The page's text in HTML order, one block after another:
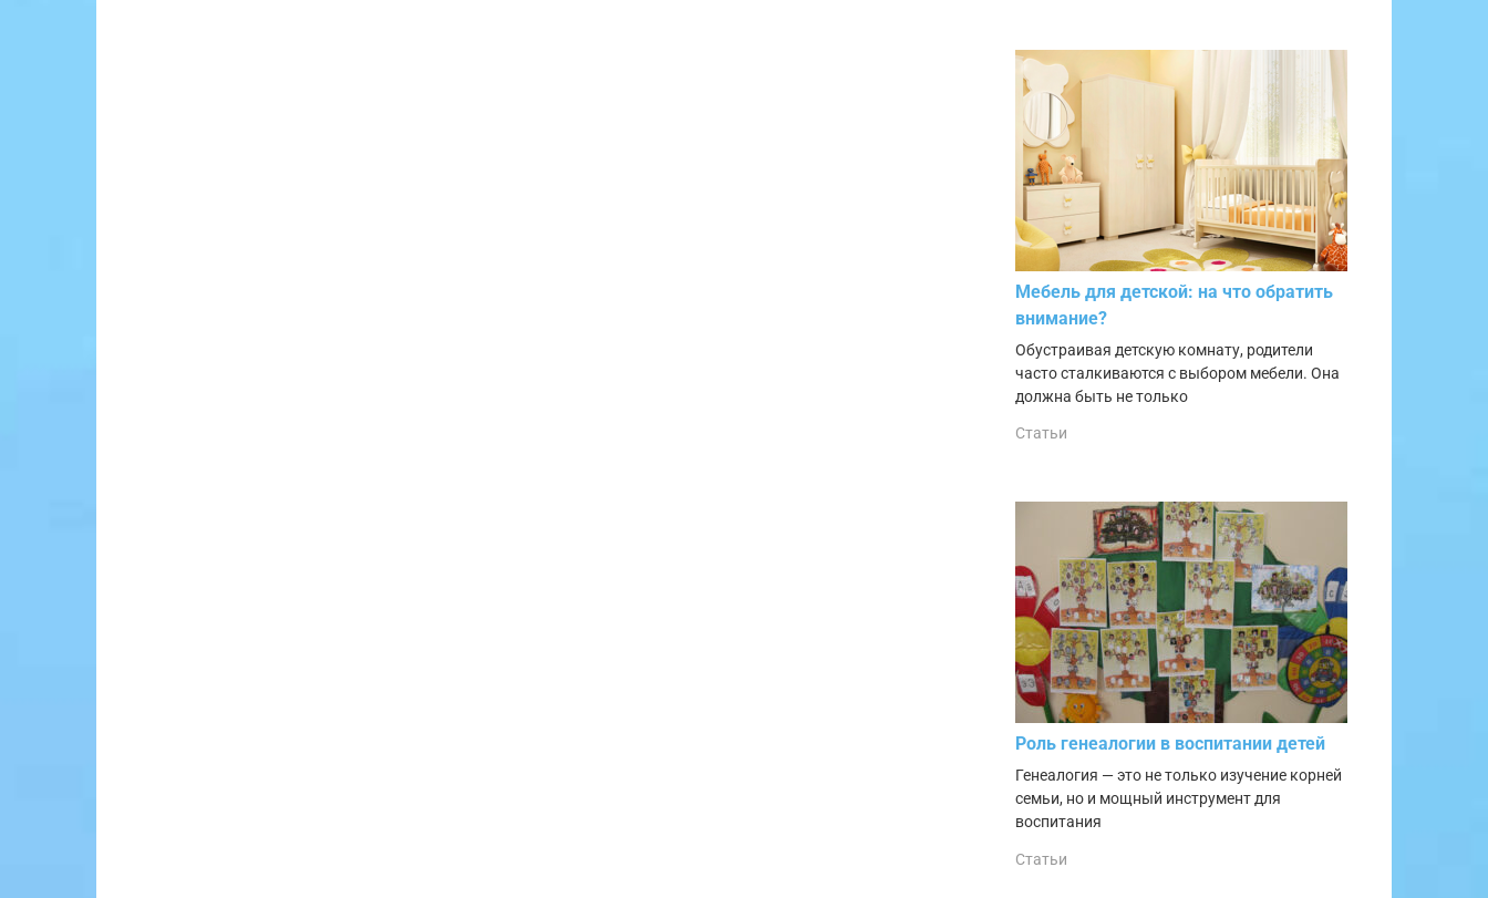
Мебель для детской: на что обратить
внимание?
Обустраивая детскую комнату, родители
часто сталкиваются с выбором мебели. Она
должна быть не только
Статьи
Роль генеалогии в воспитании детей
Генеалогия — это не только изучение корней
семьи, но и мощный инструмент для
воспитания
Статьи